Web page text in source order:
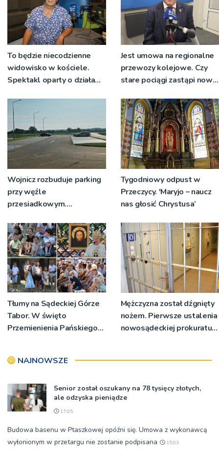
To będzie niecodzienne
widowisko w kościele.
Spektakl oparty o działa
Jest umowa na regionalne
przewozy kolejowe. Czy
stare pociągi zastąpi nowy
Wojnicz rozbuduje parking
przy węźle
przesiadkowym.
miejsc
Tygodniowy odpust w
Przeczycy. 'Maryjo – naucz
nas głosić Chrystusa’
Tłumy na Sądeckiej Górze
Tabor. W święto
Przemienienia Pańskiego
[ZDJĘCIA]
Mężczyzna został dźgnięty
nożem. Pierwsze ustalenia
nowosądeckiej prokuratury
NAJNOWSZE
Senior został oszukany na 78 tysięcy złotych,
ale odzyska pieniądze
17:05
Budowa basenu w Ptaszkowej opóźni się. Umowa z wykonawcą
wyłonionym w przetargu nie zostanie podpisana
15:03